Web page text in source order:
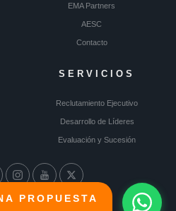
PROPUESTA
EMA Partners
AESC
Contacto
SERVICIOS
Reclutamiento Ejecutivo
Desarrollo de Líderes
Evaluación y Sucesión